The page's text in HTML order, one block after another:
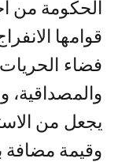
الحكومة من
قوامها
فضاء
والمصداقية،
يجعل من
وقيمة مضافة